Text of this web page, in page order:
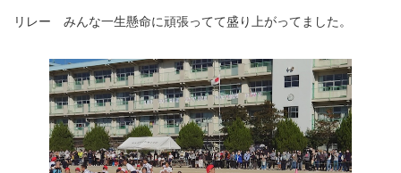
リレー みんな一生懸命に頑張ってて盛り上がってました。